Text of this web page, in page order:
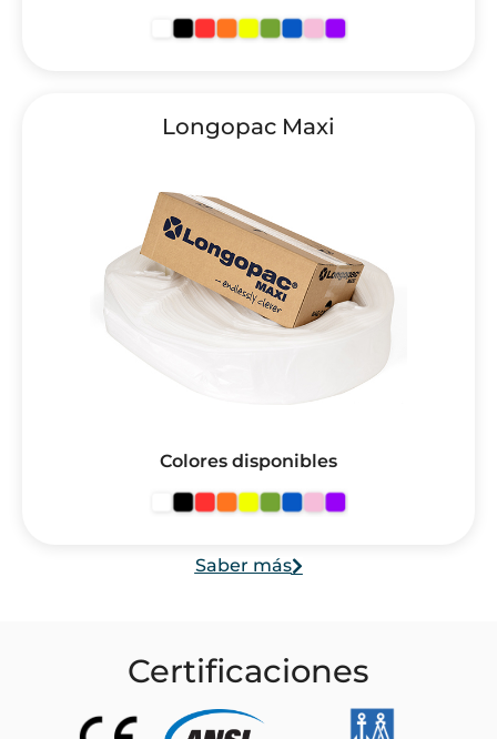
Longopac Maxi
Colores disponibles
Saber más
Certificaciones